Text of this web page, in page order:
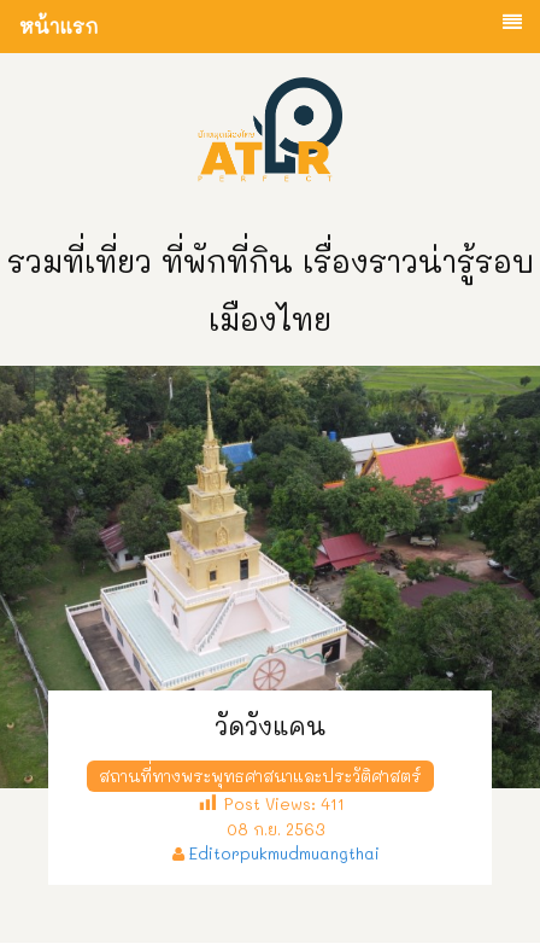
หน้าแรก
รวมที่เที่ยว ที่พักที่กิน เรื่องราวน่ารู้รอบ
เมืองไทย
วัดวังแคน
สถานที่ทางพระพุทธศาสนาและประวัติศาสตร์
Post Views: 411
08 ก.ย. 2563
Editorpukmudmuangthai